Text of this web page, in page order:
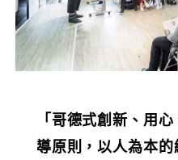
「哥德式創新、用
導原則，以人為本